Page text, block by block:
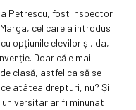
Petrescu, fost inspector
cel care a introdus
opțiunile elevilor și, da,
Doar că e mai
clasă, astfel ca să se
atâtea drepturi, nu? Și
ar fi minunat